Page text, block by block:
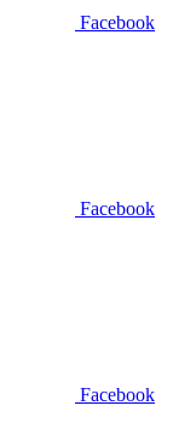
Facebook
Facebook
Facebook